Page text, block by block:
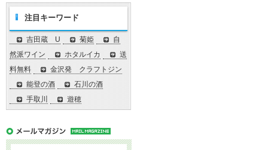
注目キーワード
吉田蔵 U 菊姫
自
然派ワイン
ホタルイカ
送
料無料
金沢発 クラフトジン
能登の酒
石川の酒
手取川
遊穂